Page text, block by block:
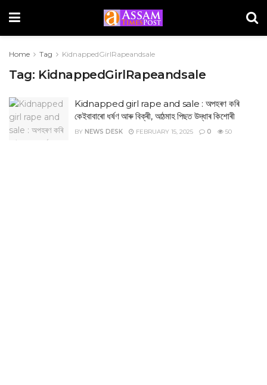
Home Tag KidnappedGirlRapeandsale
Tag: KidnappedGirlRapeandsale
Kidnapped girl rape and sale : অপহৰণ কৰি
কেইবাবাৰো ধৰ্ষণ আৰু বিক্ৰী, আঠমাহ পিছত উদ্ধাৰ কিশোৰী
BY NEWS DESK FEBRUARY 15, 2025 0 50